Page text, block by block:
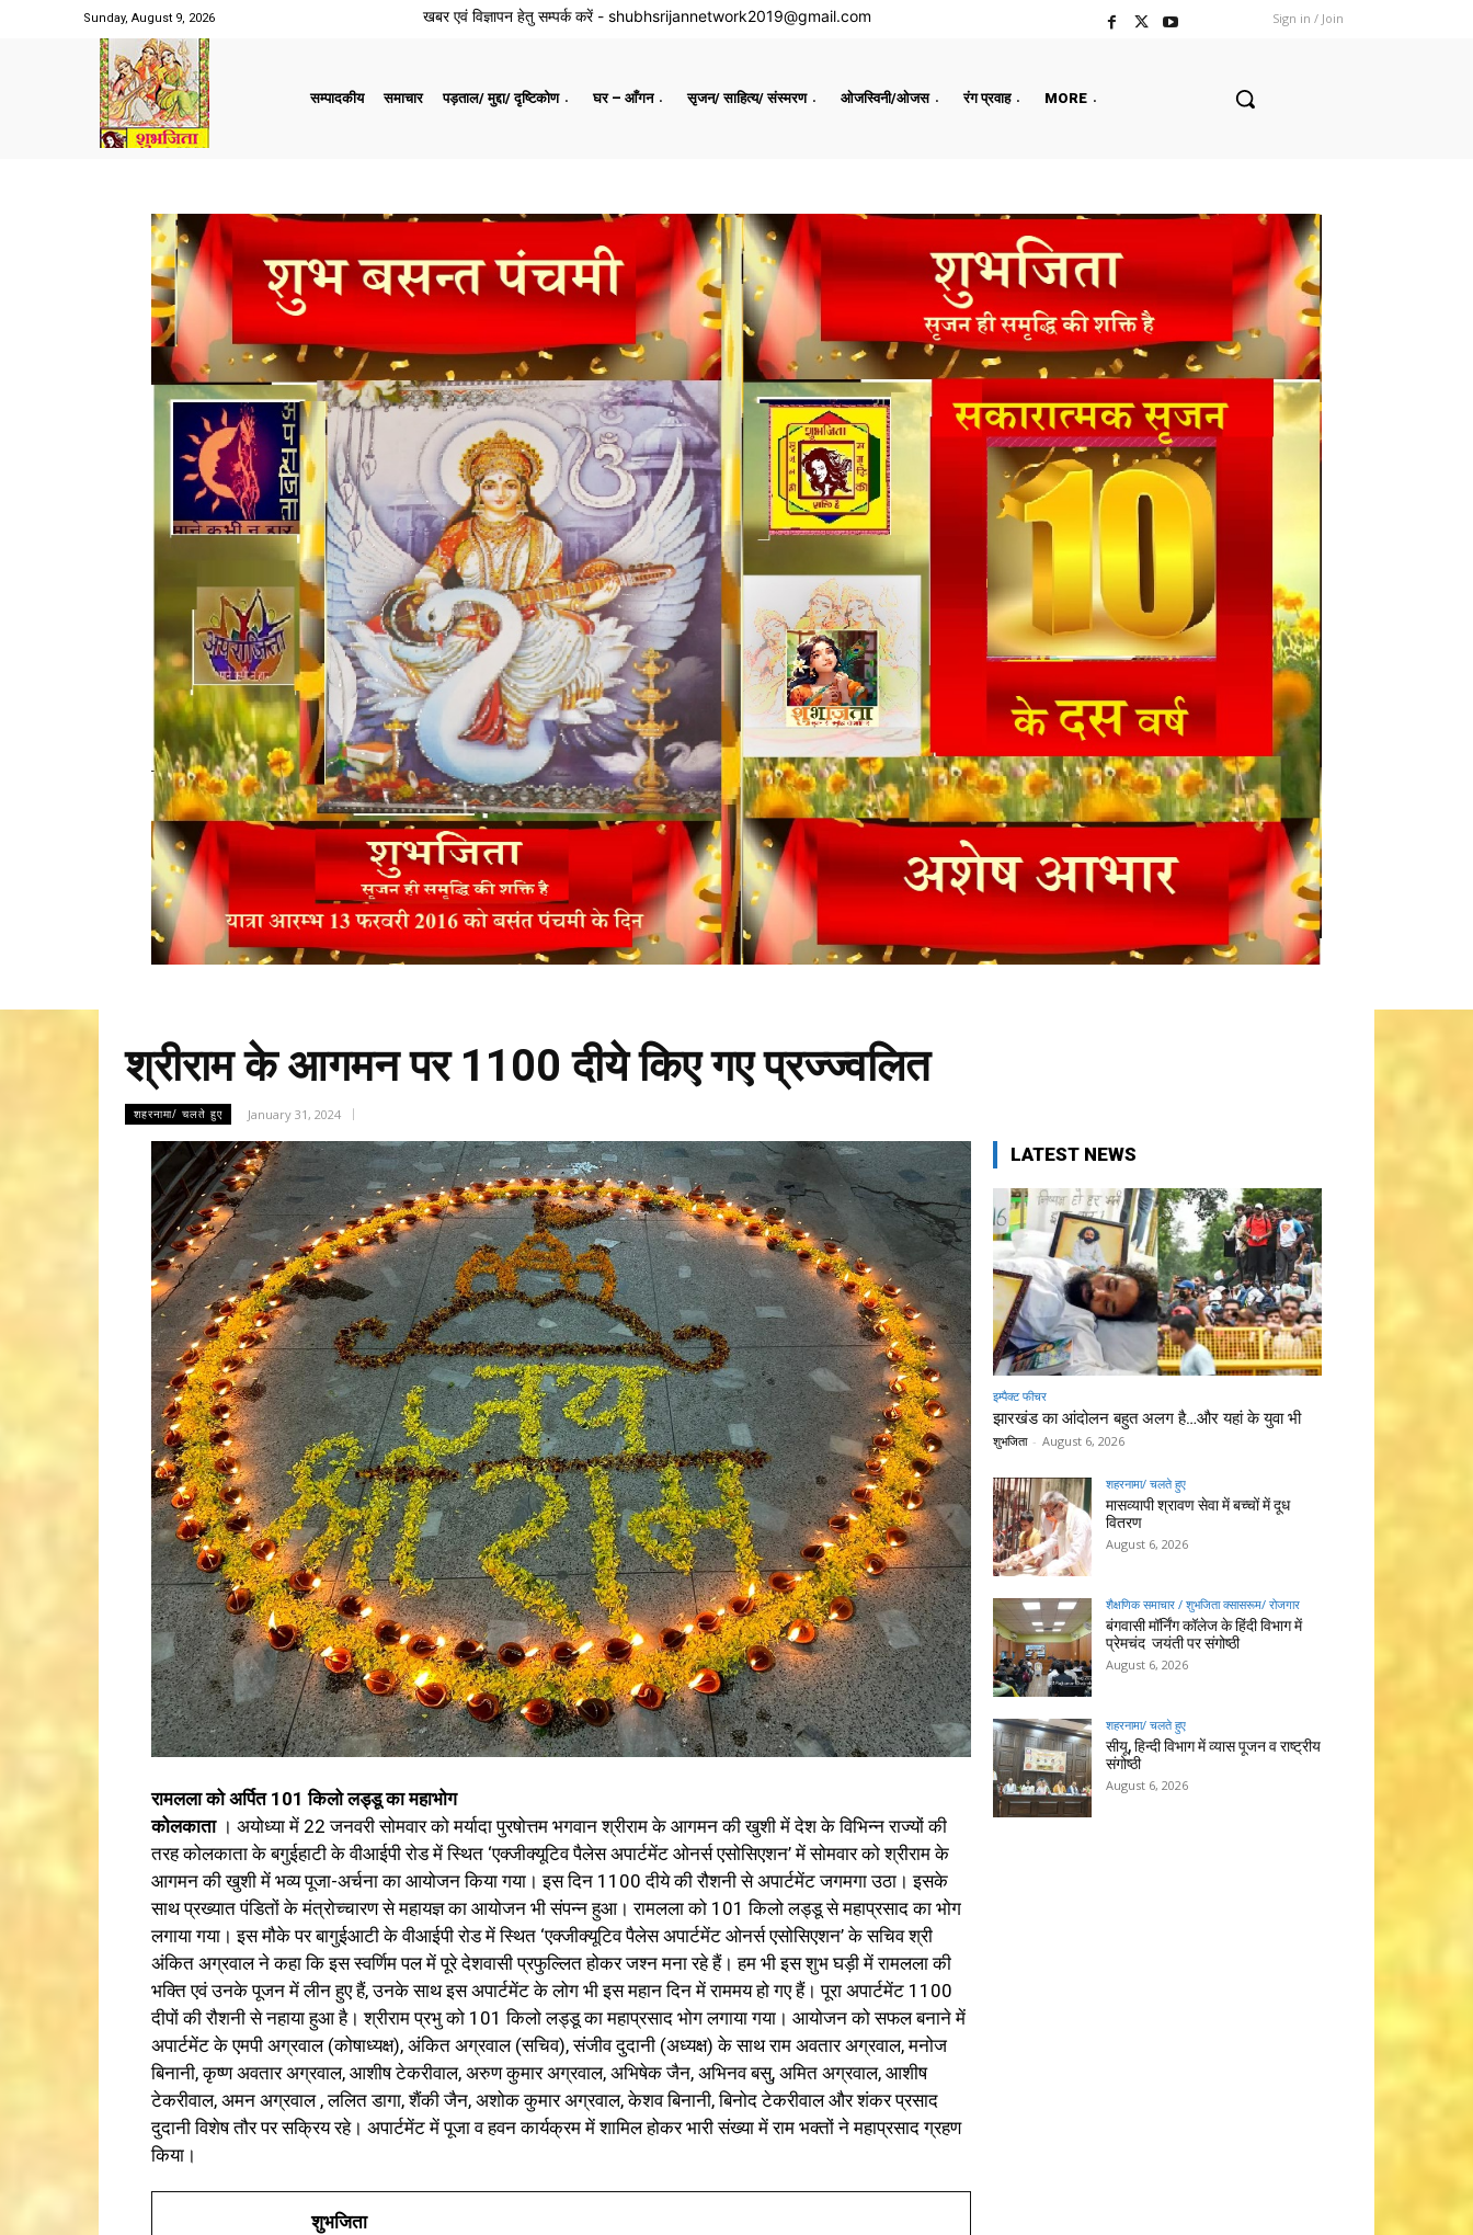
Sunday, August 9, 2026 खबर एवं विज्ञापन हेतु सम्पर्क करें - shubhsrijannetwork2019@gmail.com Sign in / Join
सम्पादकीय समाचार पड़ताल/ मुद्दा/ दृष्टिकोण घर – आँगन सृजन/ साहित्य/ संस्मरण ओजस्विनी/ओजस रंग प्रवाह MORE
श्रीराम के आगमन पर 1100 दीये किए गए प्रज्ज्वलित
शहरनामा/ चलते हुए January 31, 2024
रामलला को अर्पित 101 किलो लड्डू का महाभोग
कोलकाता। अयोध्या में 22 जनवरी सोमवार को मर्यादा पुरषोत्तम भगवान श्रीराम के आगमन की खुशी में देश के विभिन्न राज्यों की
तरह कोलकाता के बगुईहाटी के वीआईपी रोड में स्थित ‘एक्जीक्यूटिव पैलेस अपार्टमेंट ओनर्स एसोसिएशन’ में सोमवार को श्रीराम के
आगमन की खुशी में भव्य पूजा-अर्चना का आयोजन किया गया। इस दिन 1100 दीये की रौशनी से अपार्टमेंट जगमगा उठा। इसके
साथ प्रख्यात पंडितों के मंत्रोच्चारण से महायज्ञ का आयोजन भी संपन्न हुआ। रामलला को 101 किलो लड्डू से महाप्रसाद का भोग
लगाया गया। इस मौके पर बागुईआटी के वीआईपी रोड में स्थित ‘एक्जीक्यूटिव पैलेस अपार्टमेंट ओनर्स एसोसिएशन’ के सचिव श्री
अंकित अग्रवाल ने कहा कि इस स्वर्णिम पल में पूरे देशवासी प्रफुल्लित होकर जश्न मना रहे हैं। हम भी इस शुभ घड़ी में रामलला की
भक्ति एवं उनके पूजन में लीन हुए हैं, उनके साथ इस अपार्टमेंट के लोग भी इस महान दिन में राममय हो गए हैं। पूरा अपार्टमेंट 1100
दीपों की रौशनी से नहाया हुआ है। श्रीराम प्रभु को 101 किलो लड्डू का महाप्रसाद भोग लगाया गया। आयोजन को सफल बनाने में
अपार्टमेंट के एमपी अग्रवाल (कोषाध्यक्ष), अंकित अग्रवाल (सचिव), संजीव दुदानी (अध्यक्ष) के साथ राम अवतार अग्रवाल, मनोज
बिनानी, कृष्ण अवतार अग्रवाल, आशीष टेकरीवाल, अरुण कुमार अग्रवाल, अभिषेक जैन, अभिनव बसु, अमित अग्रवाल, आशीष
टेकरीवाल, अमन अग्रवाल , ललित डागा, शैंकी जैन, अशोक कुमार अग्रवाल, केशव बिनानी, बिनोद टेकरीवाल और शंकर प्रसाद
दुदानी विशेष तौर पर सक्रिय रहे। अपार्टमेंट में पूजा व हवन कार्यक्रम में शामिल होकर भारी संख्या में राम भक्तों ने महाप्रसाद ग्रहण
किया।
शुभजिता
LATEST NEWS
इम्पैक्ट फीचर
झारखंड का आंदोलन बहुत अलग है…और यहां के युवा भी
शुभजिता - August 6, 2026
शहरनामा/ चलते हुए
मासव्यापी श्रावण सेवा में बच्चों में दूध
वितरण
August 6, 2026
शैक्षणिक समाचार / शुभजिता क्सासरूम/ रोजगार
बंगवासी मॉर्निंग कॉलेज के हिंदी विभाग में
प्रेमचंद जयंती पर संगोष्ठी
August 6, 2026
शहरनामा/ चलते हुए
सीयू, हिन्दी विभाग में व्यास पूजन व राष्ट्रीय
संगोष्ठी
August 6, 2026